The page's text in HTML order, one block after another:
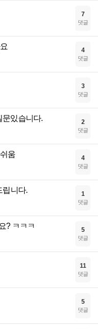
7
댓글
4
댓글
3
댓글
문있습니다. 2
댓글
움 4
댓글
립니다. 1
댓글
? ㅋㅋㅋ 5
댓글
11
댓글
5
댓글